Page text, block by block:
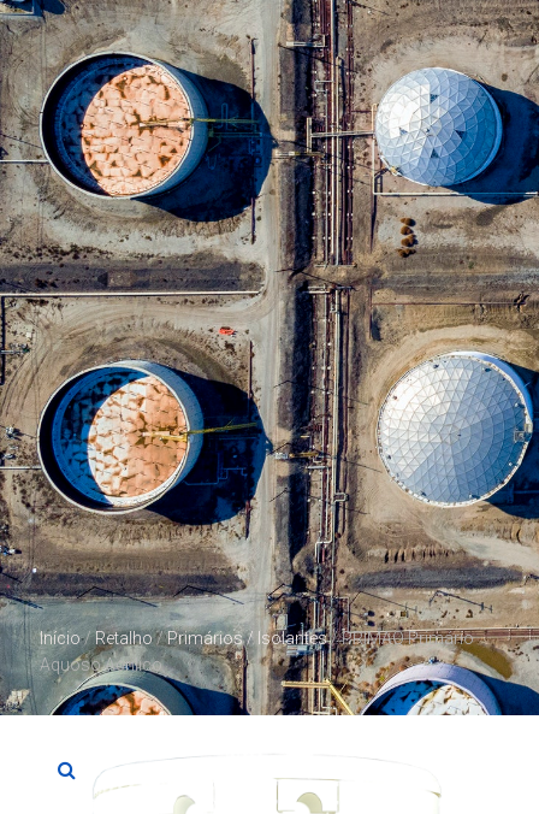
Início/Retalho/Primários / Isolantes/ PRIMAQ Primário
Aquoso Acrilico